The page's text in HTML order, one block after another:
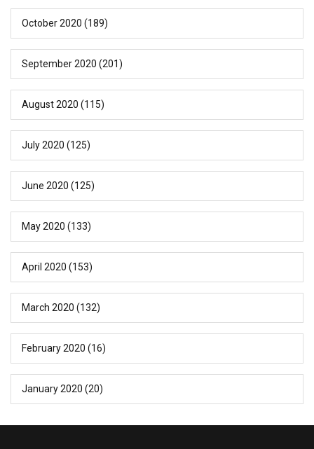
October 2020 (189)
September 2020 (201)
August 2020 (115)
July 2020 (125)
June 2020 (125)
May 2020 (133)
April 2020 (153)
March 2020 (132)
February 2020 (16)
January 2020 (20)